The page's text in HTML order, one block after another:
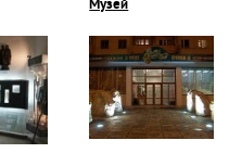
Музей